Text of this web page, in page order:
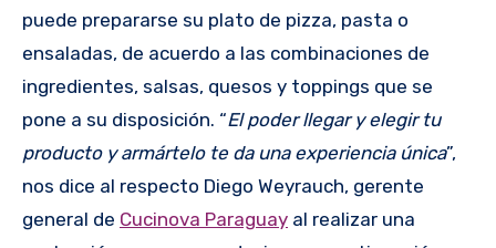
puede prepararse su plato de pizza, pasta o
ensaladas, de acuerdo a las combinaciones de
ingredientes, salsas, quesos y toppings que se
pone a su disposición. “El poder llegar y elegir tu
producto y armártelo te da una experiencia única”,
nos dice al respecto Diego Weyrauch, gerente
general de Cucinova Paraguay al realizar una